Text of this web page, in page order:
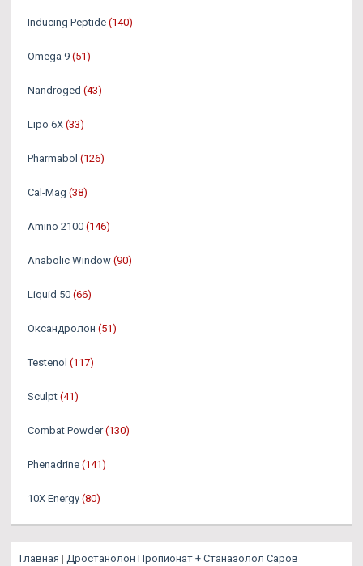
Inducing Peptide (140)
Omega 9 (51)
Nandroged (43)
Lipo 6X (33)
Pharmabol (126)
Cal-Mag (38)
Amino 2100 (146)
Anabolic Window (90)
Liquid 50 (66)
Оксандролон (51)
Testenol (117)
Sculpt (41)
Combat Powder (130)
Phenadrine (141)
10X Energy (80)
Главная | Дростанолон Пропионат + Станазолол Саров